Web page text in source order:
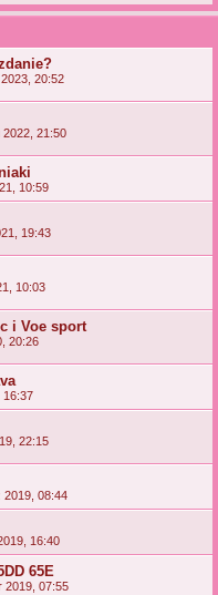
20:52
2022, 21:50
10:59
19:43
10:03
i Voe sport
20:26
16:37
22:15
2019, 08:44
16:40
65E
2019, 07:55